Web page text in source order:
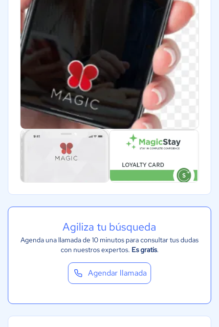
Agiliza tu búsqueda
Agenda una llamada de 10 minutos para consultar tus dudas
con nuestros expertos. Es gratis.
Agendar llamada